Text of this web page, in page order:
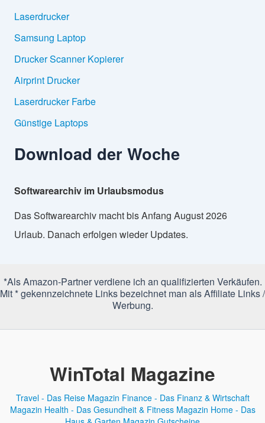
Laserdrucker
Samsung Laptop
Drucker Scanner Kopierer
Airprint Drucker
Laserdrucker Farbe
Günstige Laptops
Download der Woche
Softwarearchiv im Urlaubsmodus
Das Softwarearchiv macht bis Anfang August 2026
Urlaub. Danach erfolgen wieder Updates.
*Als Amazon-Partner verdiene ich an qualifizierten Verkäufen.
Mit * gekennzeichnete Links bezeichnet man als Affiliate Links /
Werbung.
WinTotal Magazine
Travel - Das Reise Magazin Finance - Das Finanz & Wirtschaft
Magazin Health - Das Gesundheit & Fitness Magazin Home - Das